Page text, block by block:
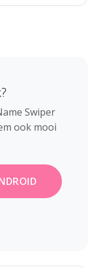
Swiper
ook mooi